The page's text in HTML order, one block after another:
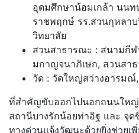
อุดมศึกษาน้อมเกล้า นนท
ราชพฤกษ์ รร.สวนกุหลา
วิทยาลัย
สวนสาธารณะ : สนามกี
มกาญจนาภิเษก, สวนสา
วัด : วัดใหญ่สว่างอารมณ์,
ที่สำคัญขับออกไปนอกถนนใหญ่
สถานีบางรักน้อยท่าอิฐ และ จุ
ทางด่วนแจ้งวัฒนะด้วยยิ่งช่วยเ